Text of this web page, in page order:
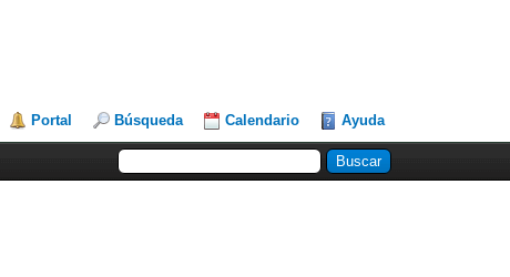
Portal Búsqueda Calendario Ayuda